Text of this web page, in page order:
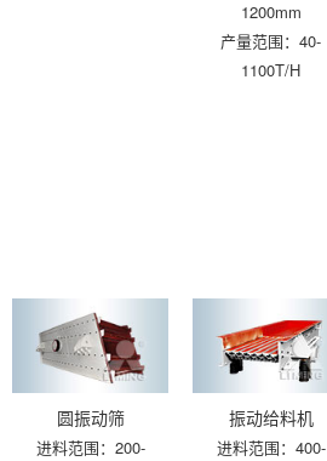
1200mm
产量范围：40-
1100T/H
圆振动筛
进料范围：200-
振动给料机
进料范围：400-